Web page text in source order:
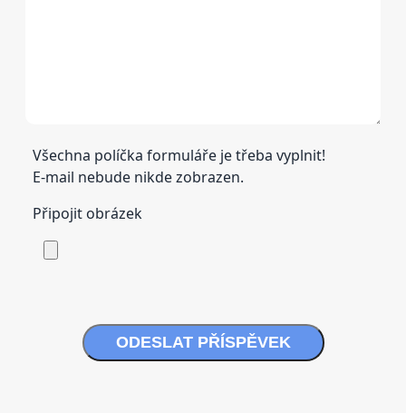
Všechna políčka formuláře je třeba vyplnit!
E-mail nebude nikde zobrazen.
Připojit obrázek
ODESLAT PŘÍSPĚVEK